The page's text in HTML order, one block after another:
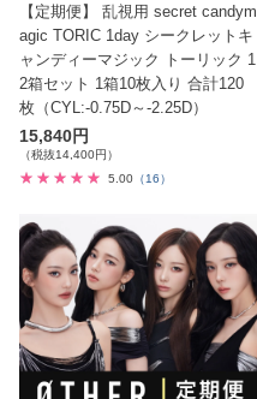
【定期便】 乱視用 secret candym
agic TORIC 1day シークレットキ
ャンディーマジック トーリック 1
2箱セット 1箱10枚入り 合計120
枚（CYL:-0.75D～-2.25D）
15,840円
（税抜14,400円）
5.00 （16）